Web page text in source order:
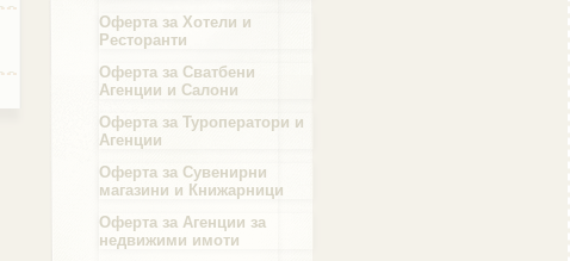
Област Сливен
Област Смолян
Оферта за Хотели и
Ресторанти
Оферта за Сватбени
Агенции и Салони
Оферта за Туроператори и
Агенции
Оферта за Сувенирни
магазини и Книжарници
Оферта за Агенции за
недвижими имоти